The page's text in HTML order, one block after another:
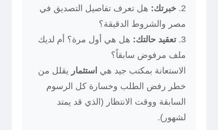
2. خبرتك: هل تعرف تفاصيل التصديق في
مصر والشروط الدقيقة؟
3. تعقيد حالتك: هل هي أول مرة؟ أم لديك
ملف مرفوض سابقاً؟
الاستعانة بمكتب جيد هي استثمار يقلل من
خطر رفض الطلب وخسارة كل الرسوم
السابقة ووقت الانتظار (الذي قد يمتد
لشهور).